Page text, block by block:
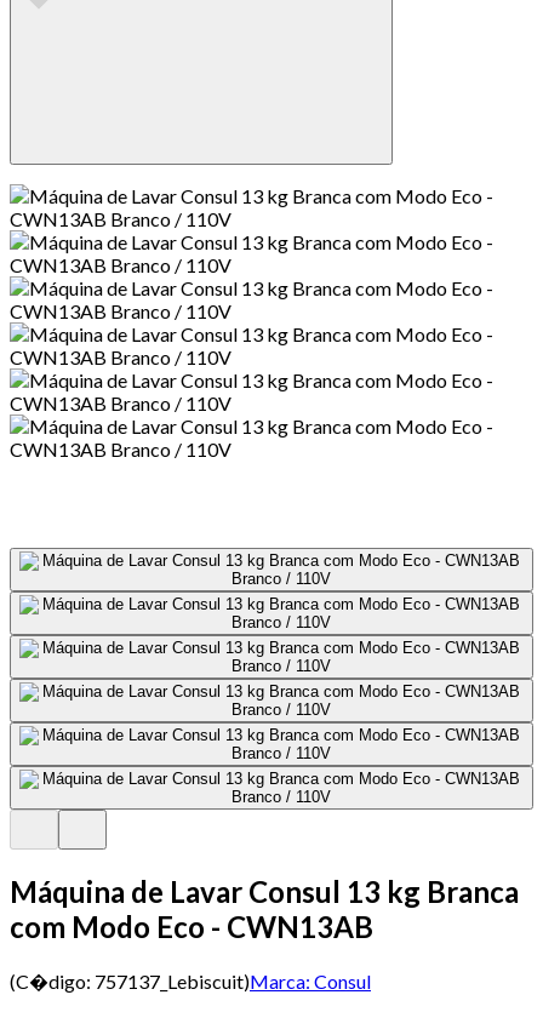
Máquina de Lavar Consul 13 kg Branca
com Modo Eco - CWN13AB
(C�digo: 757137_Lebiscuit)Marca: Consul